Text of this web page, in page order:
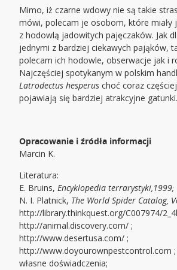
Mimo, iż czarne wdowy nie są takie
mówi, polecam je osobom, które miały
z hodowlą jadowitych pajęczaków. Jak
jednymi z bardziej ciekawych pająków,
polecam ich hodowle, obserwacje jak i
Najczęściej spotykanym w polskim
Latrodectus hesperus choć coraz
pojawiają się bardziej atrakcyjne gatunki.
Opracowanie i źródła informacji
Marcin K.
Literatura:
E. Bruins,Encyklopedia terrarystyki,1999;
N. I. Platnick, The World Spider Catalog,
http://library.thinkquest.org/C007974/
http://animal.discovery.com/ ;
http://www.desertusa.com/ ;
http://www.doyourownpestcontrol.com ;
własne doświadczenia;